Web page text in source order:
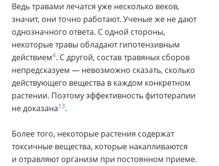
Ведь травами лечатся уже несколько веков,
значит, они точно работают. Ученые же не дают
однозначного ответа. С одной стороны,
некоторые травы обладают гипотензивным
действием4. С другой, состав травяных сборов
непредсказуем — невозможно сказать, сколько
действующего вещества в каждом конкретном
растении. Поэтому эффективность фитотерапии
не доказана13.
Более того, некоторые растения содержат
токсичные вещества, которые накапливаются
и отравляют организм при постоянном приеме.